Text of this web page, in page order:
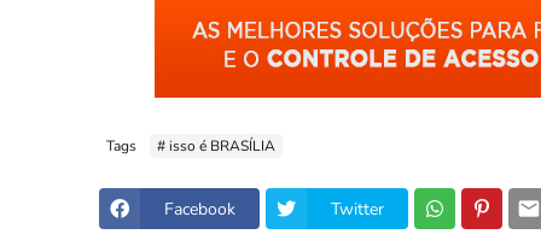
Tags # isso é BRASÍLIA
Facebook Twitter